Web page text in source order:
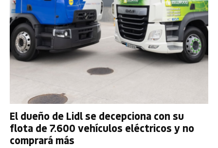
El dueño de Lidl se decepciona con su
flota de 7.600 vehículos eléctricos y no
comprará más